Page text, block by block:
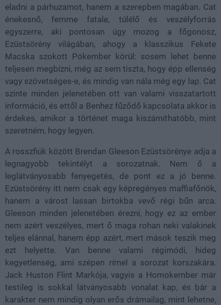
eladni a párhuzamot, hanem a szerepben magában. Cat
énekesnő, femme fatale, túlélő és veszélyforrás
egyszerre, aki pontosan úgy mozog a főgonosz,
Ezüstsörény világában, ahogy a klasszikus Fekete
Macska szokott Pókember körül: sosem lehet benne
teljesen megbízni, még az sem tiszta, hogy épp ellenség
vagy szövetséges-e, és mindig van nála még egy lap. Cat
szinte minden jelenetében ott van valami visszatartott
információ, és ettől a Benhez fűződő kapcsolata akkor is
érdekes, amikor a történet maga kiszámíthatóbb, mint
szeretném, hogy legyen.
A rosszfiúk között Brendan Gleeson Ezüstsörénye adja a
legnagyobb tekintélyt a sorozatnak. Nem ő a
leglátványosabb fenyegetés, de pont ez a jó benne.
Ezüstsörény itt nem csak egy képregényes maffiafőnök,
hanem a várost lassan birtokba vevő régi bűn arca.
Gleeson minden jelenetében érezni, hogy ez az ember
nem azért veszélyes, mert ő maga rohan neki valakinek
teljes elánnal, hanem épp azért, mert mások teszik meg
ezt helyette. Van benne valami régimódi, hideg
kegyetlenség, ami szépen rímel a sorozat korszakára.
Jack Huston Flint Markója, vagyis a Homokember már
testileg is sokkal látványosabb vonalat kap, és bár a
karakter nem mindig olyan erős drámailag, mint lehetne,